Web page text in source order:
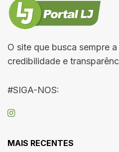
O site que busca sempre
credibilidade e
#SIGA-NOS:
MAIS RECENTES